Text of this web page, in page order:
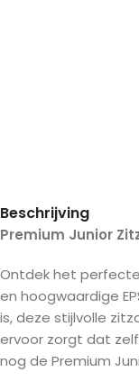
Beschrijving
Premium Junior
Ontdek het
en hoogwaardige
is, deze stijlvolle
ervoor zorgt dat
nog de Premium